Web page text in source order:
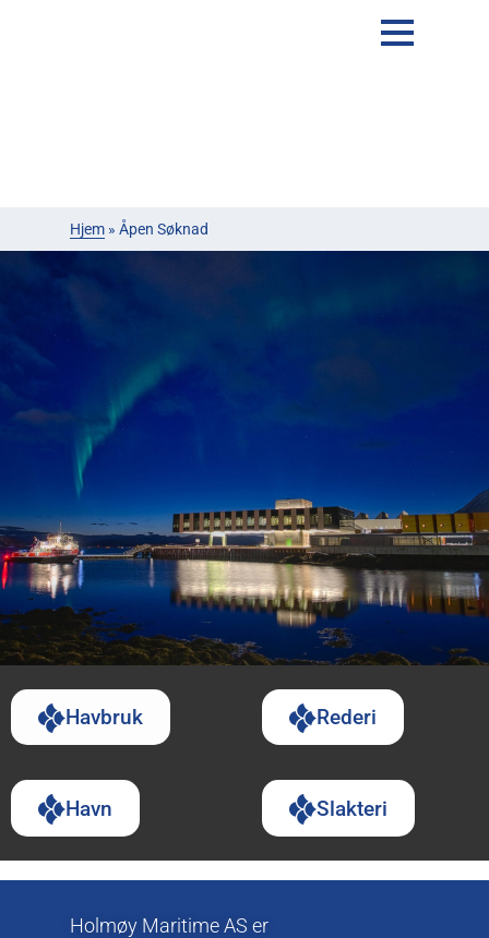
Hjem » Åpen Søknad
Havbruk Rederi
Havn Slakteri
Holmøy Maritime AS er